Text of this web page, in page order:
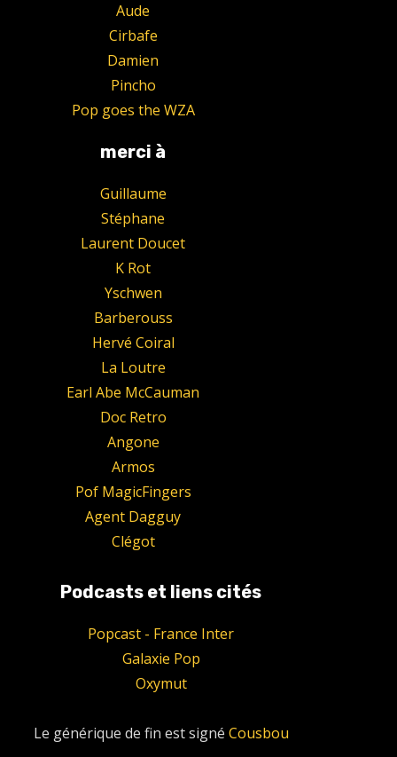
Aude
Cirbafe
Damien
Pincho
Pop goes the WZA
merci à
Guillaume
Stéphane
Laurent Doucet
K Rot
Yschwen
Barberouss
Hervé Coiral
La Loutre
Earl Abe McCauman
Doc Retro
Angone
Armos
Pof MagicFingers
Agent Dagguy
Clégot
Podcasts et liens cités
Popcast - France Inter
Galaxie Pop
Oxymut
Le générique de fin est signé Cousbou